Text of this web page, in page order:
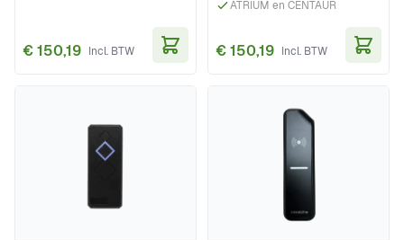
€ 150,19
ATRIUM en CENTAUR
€ 150,19